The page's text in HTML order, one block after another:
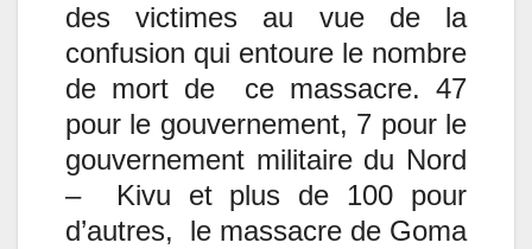
des victimes au vue de la
confusion qui entoure le nombre
de mort de ce massacre. 47
pour le gouvernement, 7 pour le
gouvernement militaire du Nord
– Kivu et plus de 100 pour
d’autres, le massacre de Goma